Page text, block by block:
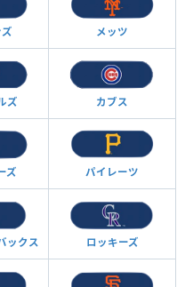
メッツ
ズ カブス
ズ パイレーツ
ックス ロッキーズ